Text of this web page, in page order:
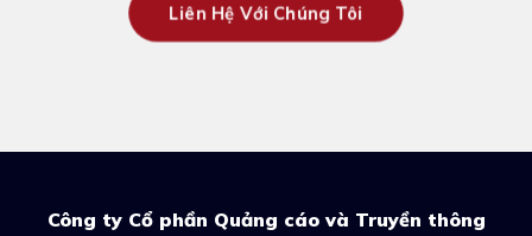
Liên Hệ Với Chúng Tôi
Công ty Cổ phần Quảng cáo và Truyền thông